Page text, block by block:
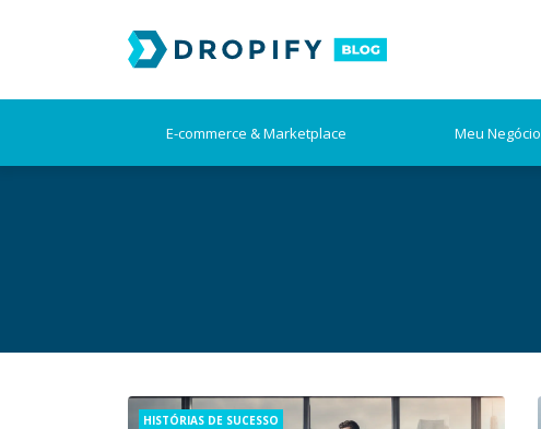
E-commerce & Marketplace Meu Negócio
Categories
HISTÓRIAS DE SUCESSO